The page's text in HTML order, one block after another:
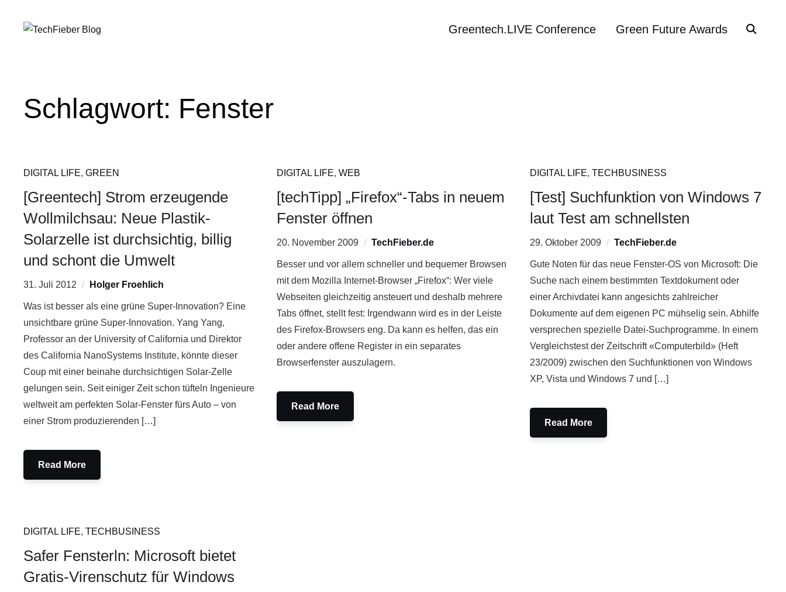
Greentech.LIVE Conference Green Future Awards
Schlagwort: Fenster
DIGITAL LIFE,GREEN
[Greentech] Strom erzeugende
Wollmilchsau: Neue Plastik-
Solarzelle ist durchsichtig, billig
und schont die Umwelt
31. Juli 2012 Holger Froehlich
Was ist besser als eine grüne Super-Innovation? Eine
unsichtbare grüne Super-Innovation. Yang Yang,
Professor an der University of California und Direktor
des California NanoSystems Institute, könnte dieser
Coup mit einer beinahe durchsichtigen Solar-Zelle
gelungen sein. Seit einiger Zeit schon tüfteln Ingenieure
weltweit am perfekten Solar-Fenster fürs Auto – von
einer Strom produzierenden […]
Read More
DIGITAL LIFE, WEB
[techTipp] „Firefox“-Tabs in neuem
Fenster öffnen
20. November 2009 TechFieber.de
Besser und vor allem schneller und bequemer Browsen
mit dem Mozilla Internet-Browser „Firefox“: Wer viele
Webseiten gleichzeitig ansteuert und deshalb mehrere
Tabs öffnet, stellt fest: Irgendwann wird es in der Leiste
des Firefox-Browsers eng. Da kann es helfen, das ein
oder andere offene Register in ein separates
Browserfenster auszulagern.
Read More
DIGITAL LIFE, TECHBUSINESS
[Test] Suchfunktion von Windows 7
laut Test am schnellsten
29. Oktober 2009 TechFieber.de
Gute Noten für das neue Fenster-OS von Microsoft: Die
Suche nach einem bestimmten Textdokument oder
einer Archivdatei kann angesichts zahlreicher
Dokumente auf dem eigenen PC mühselig sein. Abhilfe
versprechen spezielle Datei-Suchprogramme. In einem
Vergleichstest der Zeitschrift «Computerbild» (Heft
23/2009) zwischen den Suchfunktionen von Windows
XP, Vista und Windows 7 und […]
Read More
DIGITAL LIFE,TECHBUSINESS
Safer Fensterln: Microsoft bietet
Gratis-Virenschutz für Windows